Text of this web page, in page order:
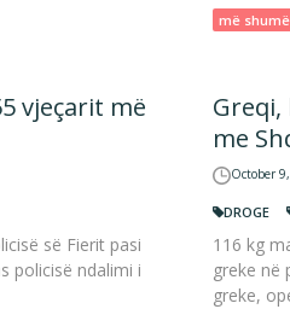
më
vjeçarit më
së Fierit pasi
policisë ndalimi i
me
October
DROGE
116 kg
greke në
greke,